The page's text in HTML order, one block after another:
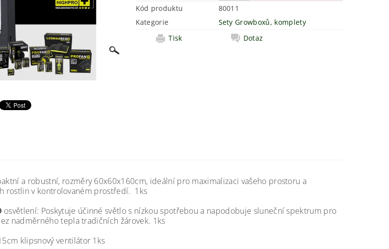
Kód produktu
80011
Kategorie
Sety Growboxů, komplety
Tisk
Dotaz
a robustní, rozměry 60x60x160cm, ideální pro maximalizaci vašeho prostoru a
rostlin v kontrolovaném prostředí. 1ks
osvětlení: Poskytuje účinné světlo s nízkou spotřebou a napodobuje sluneční spektrum pro
nadměrného tepla tradičních žárovek. 1ks
klipsnový ventilátor 1ks